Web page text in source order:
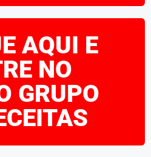
AQUI E
NO
GRUPO